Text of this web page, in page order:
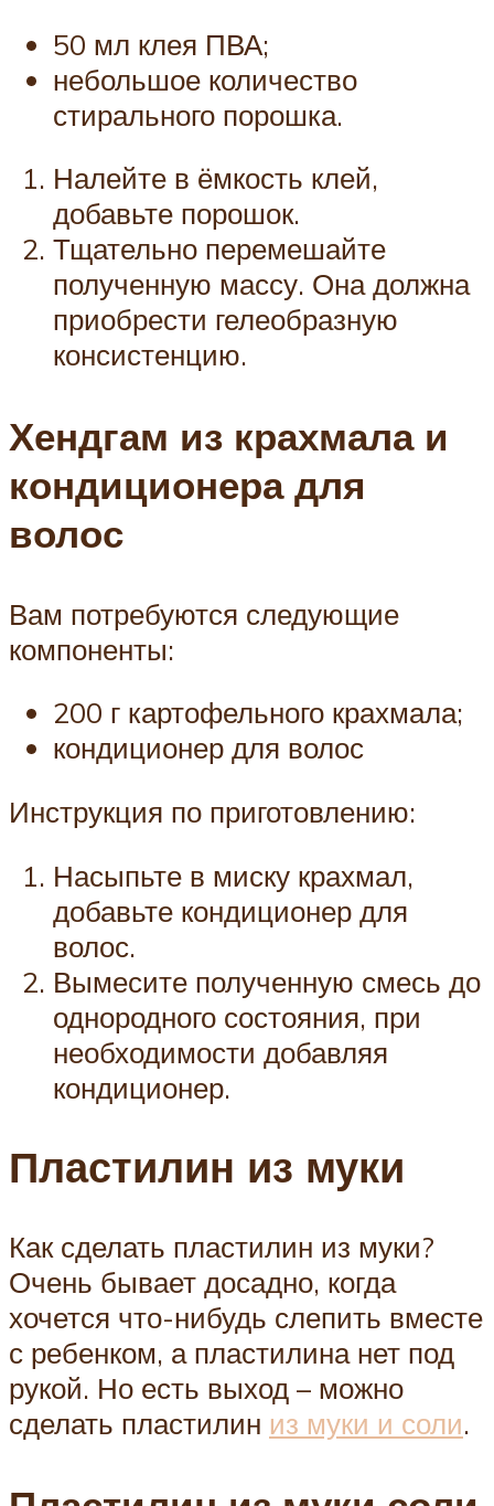
50 мл клея ПВА;
небольшое количество
стирального порошка.
Налейте в ёмкость клей,
добавьте порошок.
Тщательно перемешайте
полученную массу. Она должна
приобрести гелеобразную
консистенцию.
Хендгам из крахмала и
кондиционера для
волос
Вам потребуются следующие
компоненты:
200 г картофельного крахмала;
кондиционер для волос
Инструкция по приготовлению:
Насыпьте в миску крахмал,
добавьте кондиционер для
волос.
Вымесите полученную смесь до
однородного состояния, при
необходимости добавляя
кондиционер.
Пластилин из муки
Как сделать пластилин из муки?
Очень бывает досадно, когда
хочется что-нибудь слепить вместе
с ребенком, а пластилина нет под
рукой. Но есть выход – можно
сделать пластилин из муки и соли.